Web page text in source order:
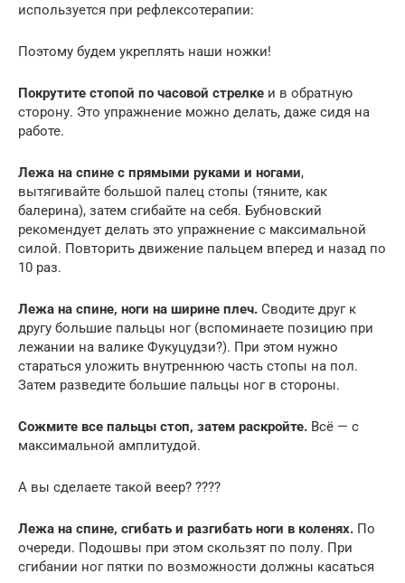
используется при рефлексотерапии:
Поэтому будем укреплять наши ножки!
Покрутите стопой по часовой стрелке и в обратную
сторону. Это упражнение можно делать, даже сидя на
работе.
Лежа на спине с прямыми руками и ногами,
вытягивайте большой палец стопы (тяните, как
балерина), затем сгибайте на себя. Бубновский
рекомендует делать это упражнение с максимальной
силой. Повторить движение пальцем вперед и назад по
10 раз.
Лежа на спине, ноги на ширине плеч. Сводите друг к
другу большие пальцы ног (вспоминаете позицию при
лежании на валике Фукуцудзи?). При этом нужно
стараться уложить внутреннюю часть стопы на пол.
Затем разведите большие пальцы ног в стороны.
Сожмите все пальцы стоп, затем раскройте. Всё — с
максимальной амплитудой.
А вы сделаете такой веер? ????
Лежа на спине, сгибать и разгибать ноги в коленях. По
очереди. Подошвы при этом скользят по полу. При
сгибании ног пятки по возможности должны касаться